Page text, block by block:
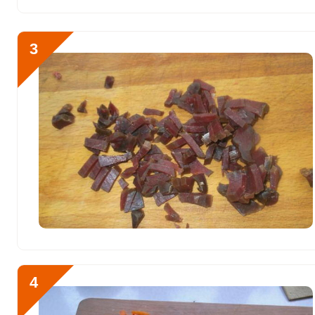
Алюминий
Железо 16.9 мг
Йод 46.7 мкг
Кобальт 47.3 мкг
Литий 109.3 мкг
Марганец 0.9 мкг
Медь 1235.3 мкг
Рубидий
Селен 1.3 мкг
3
4